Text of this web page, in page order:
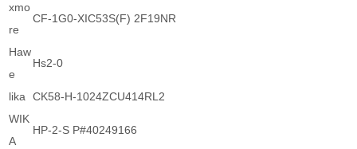
xmo
re
CF-1G0-XIC53S(F) 2F19NR
Haw
e
Hs2-0
lika
CK58-H-1024ZCU414RL2
WIK
A
HP-2-S P#40249166